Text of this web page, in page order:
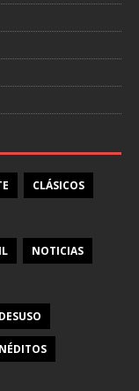
CLÁSICOS
NOTICIAS